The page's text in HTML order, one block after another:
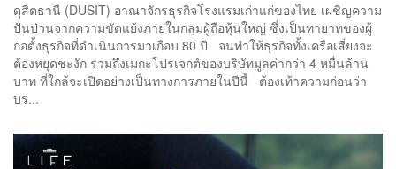
ดุสิตธานี (DUSIT) อาณาจักรธุรกิจโรงแรมเก่าแก่ของไทย เผชิญความ
ปั่นป่วนจากความขัดแย้งภายในกลุ่มผู้ถือหุ้นใหญ่ ซึ่งเป็นทายาทของผู้
ก่อตั้งธุรกิจที่ดำเนินการมาเกือบ 80 ปี จนทำให้ธุรกิจทั้งเครือเสี่ยงจะ
ต้องหยุดชะงัก รวมถึงเมกะโปรเจกต์ของบริษัทมูลค่ากว่า 4 หมื่นล้าน
บาท ที่ใกล้จะเปิดอย่างเป็นทางการภายในปีนี้ ต้องเท้าความก่อนว่า
บร...